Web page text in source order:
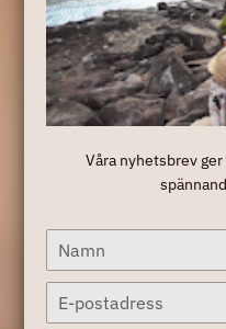
Våra nyhetsbrev
Type
your
name
Type
your